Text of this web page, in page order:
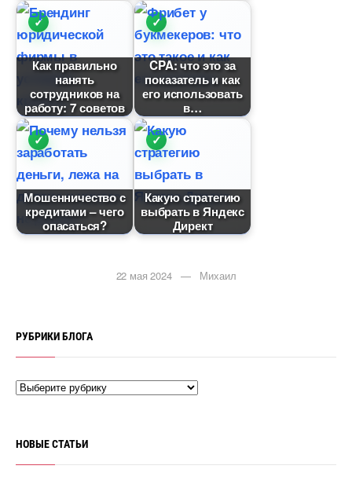
Как правильно
нанять
сотрудников на
работу: 7 совето
CPA: что это за
показатель и как
его использовать
Мошенничество с
кредитами – чего
опасаться?
Какую стратегию
ыбрать в Яндекс
Директ
22 мая 2024 — Михаил
РУБРИКИ БЛОГА
НОВЫЕ СТАТЬИ